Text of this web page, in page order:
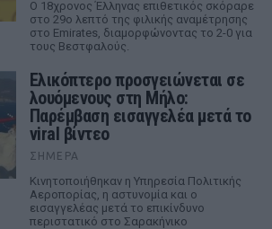
Ο 18χρονος Έλληνας επιθετικός σκόραρε
στο 29ο λεπτό της φιλικής αναμέτρησης
στο Emirates, διαμορφώνοντας το 2-0 για
τους Βεστφαλούς.
Ελικόπτερο προσγειώνεται σε
λουόμενους στη Μήλο:
Παρέμβαση εισαγγελέα μετά το
viral βίντεο
ΣΉΜΕΡΑ
Κινητοποιήθηκαν η Υπηρεσία Πολιτικής
Αεροπορίας, η αστυνομία και ο
εισαγγελέας μετά το επικίνδυνο
περιστατικό στο Σαρακήνικο